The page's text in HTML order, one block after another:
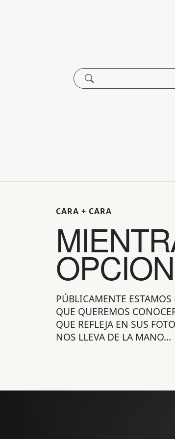
CARA + CARA
PÚBLICAMENTE
QUE QUEREMOS
QUE REFLEJA EN SUS
NOS LLEVA DE LA MANO…